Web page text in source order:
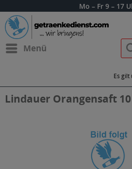
Mo – Fr 9 – 17
Menü
Es gilt
Lindauer Orangensaft 10